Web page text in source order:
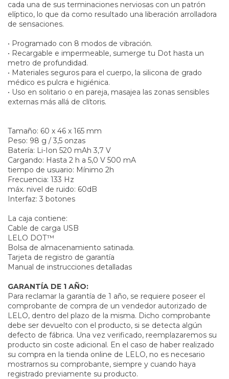
cada una de sus terminaciones nerviosas con un patrón
elíptico, lo que da como resultado una liberación arrolladora
de sensaciones.
• Programado con 8 modos de vibración.
• Recargable e impermeable, sumerge tu Dot hasta un
metro de profundidad.
• Materiales seguros para el cuerpo, la silicona de grado
médico es pulcra e higiénica.
• Uso en solitario o en pareja, masajea las zonas sensibles
externas más allá de clítoris.
Tamaño: 60 x 46 x 165 mm
Peso: 98 g / 3,5 onzas
Batería: Li-Ion 520 mAh 3,7 V
Cargando: Hasta 2 h a 5,0 V 500 mA
tiempo de usuario: Mínimo 2h
Frecuencia: 133 Hz
máx. nivel de ruido: 60dB
Interfaz: 3 botones
La caja contiene:
Cable de carga USB
LELO DOT™
Bolsa de almacenamiento satinada.
Tarjeta de registro de garantía
Manual de instrucciones detalladas
GARANTÍA DE 1 AÑO:
Para reclamar la garantía de 1 año, se requiere poseer el
comprobante de compra de un vendedor autorizado de
LELO, dentro del plazo de la misma. Dicho comprobante
debe ser devuelto con el producto, si se detecta algún
defecto de fábrica. Una vez verificado, reemplazaremos su
producto sin coste adicional. En el caso de haber realizado
su compra en la tienda online de LELO, no es necesario
mostrarnos su comprobante, siempre y cuando haya
registrado previamente su producto.